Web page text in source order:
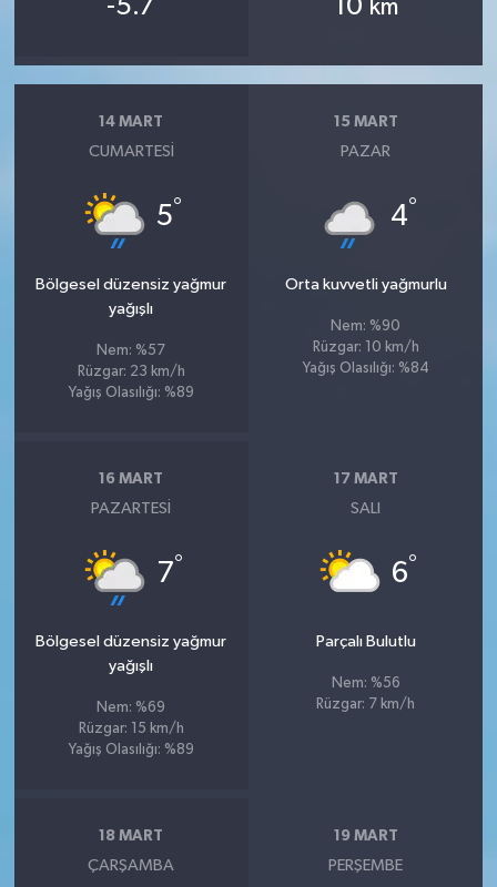
-5.7 10 km
14 MART
CUMARTESI
5°
Bölgesel düzensiz yağmur
yağışlı
Nem: %57
Rüzgar: 23 km/h
Yağış Olasılığı: %89
15 MART
PAZAR
4°
Orta kuvvetli yağmurlu
Nem: %90
Rüzgar: 10 km/h
Yağış Olasılığı: %84
16 MART
PAZARTESI
7°
Bölgesel düzensiz yağmur
yağışlı
Nem: %69
Rüzgar: 15 km/h
Yağış Olasılığı: %89
17 MART
SALI
6°
Parçalı Bulutlu
Nem: %56
Rüzgar: 7 km/h
18 MART
ÇARŞAMBA
19 MART
PERŞEMBE